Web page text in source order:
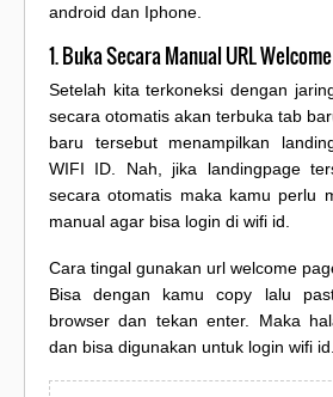
android dan Iphone.
1. Buka Secara Manual URL
Setelah kita terkoneksi dengan
secara otomatis akan terbuka tab
baru tersebut menampilkan
WIFI ID. Nah, jika landingpage
secara otomatis maka kamu perlu
manual agar bisa login di wifi id.
Cara tingal gunakan url welcome
Bisa dengan kamu copy lalu
browser dan tekan enter. Maka
dan bisa digunakan untuk login wifi id.